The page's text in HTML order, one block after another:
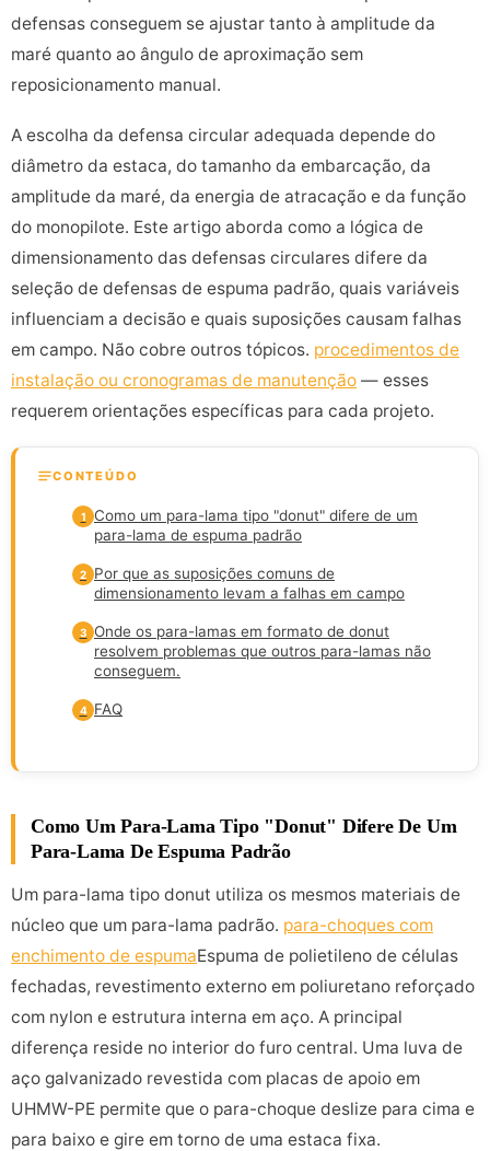
defensas conseguem se ajustar tanto à amplitude da
maré quanto ao ângulo de aproximação sem
reposicionamento manual.
A escolha da defensa circular adequada depende do
diâmetro da estaca, do tamanho da embarcação, da
amplitude da maré, da energia de atracação e da função
do monopilote. Este artigo aborda como a lógica de
dimensionamento das defensas circulares difere da
seleção de defensas de espuma padrão, quais variáveis
influenciam a decisão e quais suposições causam falhas
em campo. Não cobre outros tópicos. procedimentos de
instalação ou cronogramas de manutenção — esses
requerem orientações específicas para cada projeto.
CONTEÚDO
1
Como um para-lama tipo "donut" difere de um
para-lama de espuma padrão
2
Por que as suposições comuns de
dimensionamento levam a falhas em campo
3 Onde os para-lamas em formato de donut
resolvem problemas que outros para-lamas não
conseguem.
4 FAQ
Como Um Para-Lama Tipo "donut" Difere De Um
Para-Lama De Espuma Padrão
Um para-lama tipo donut utiliza os mesmos materiais de
núcleo que um para-lama padrão. para-choques com
enchimento de espumaEspuma de polietileno de células
fechadas, revestimento externo em poliuretano reforçado
com nylon e estrutura interna em aço. A principal
diferença reside no interior do furo central. Uma luva de
aço galvanizado revestida com placas de apoio em
UHMW-PE permite que o para-choque deslize para cima e
para baixo e gire em torno de uma estaca fixa.